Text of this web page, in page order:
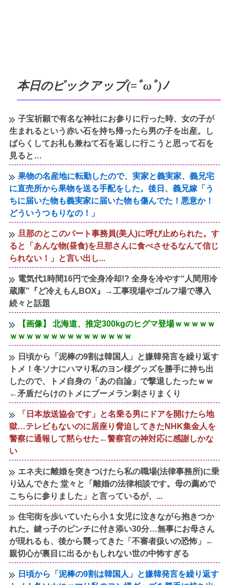
本日のピックアップ(=ﾟωﾟ)ﾉ
子宝祈願で有名な神社にお参りに行った時、女の子が
生まれるという赤い石を持ち帰ったら男の子を出産。し
ばらくしてお礼も兼ねて石を返しに行こうと思って石を
見ると…
果物の名産地に転勤したので、実家と義実家、義兄宅
に直売所から果物を送る手配をした。後日、義兄嫁「う
ちに届いた物も義実家に届いた物も傷んでた！悪意か！
どういうつもりなの！」
旦那のとこのパート事務員(美人)に呼び止められた。す
ると「あんな物(昼食)を旦那さんに食べさせるなんて信じ
られない！」と言い出し...
電気代1時間16円で全身冷却!? 全身を冷やす“人間用冷
蔵庫”『ど冷えもんBOX』→工事現場やゴルフ場で導入
続々と話題
【画像】 北海道、推定300kgのヒグマ登場ｗｗｗｗｗ
ｗｗｗｗｗｗｗｗｗｗｗｗｗｗｗ
日頃から「泥棒の9割は韓国人」と嫌韓発言を繰り返す
トメ！冬ソナにハマり私のヨン様グッズを勝手に持ち出
したので、トメ自身の「あの自論」で撃退したったｗｗ
←矛盾だらけのトメにブーメラン刺さりまくり
「日本放送協会です」と名乗る男にドアを開けたら地
獄…テレビもないのに居座り脅迫してきたNHK集金人を
警察に通報して黙らせた←警察官の神対応に感謝しかな
い
エネ夫に離婚を突きつけたら私の職場(法律事務所)に乗
り込んできた 堂々と「離婚の法律相談です。母の薦めで
こちらに参りました」と言っているが、...
住宅街を歩いていたら小１女児に泣きながら抱きつか
れた。鍵っ子のピンチに付き添い30分…無事にお母さん
が現れるも、後から襲ってきた「不審者扱いの恐怖」←
親切心が裏目に出るかもしれない世の中怖すぎる
日頃から「泥棒の9割は韓国人」と嫌韓発言を繰り返す